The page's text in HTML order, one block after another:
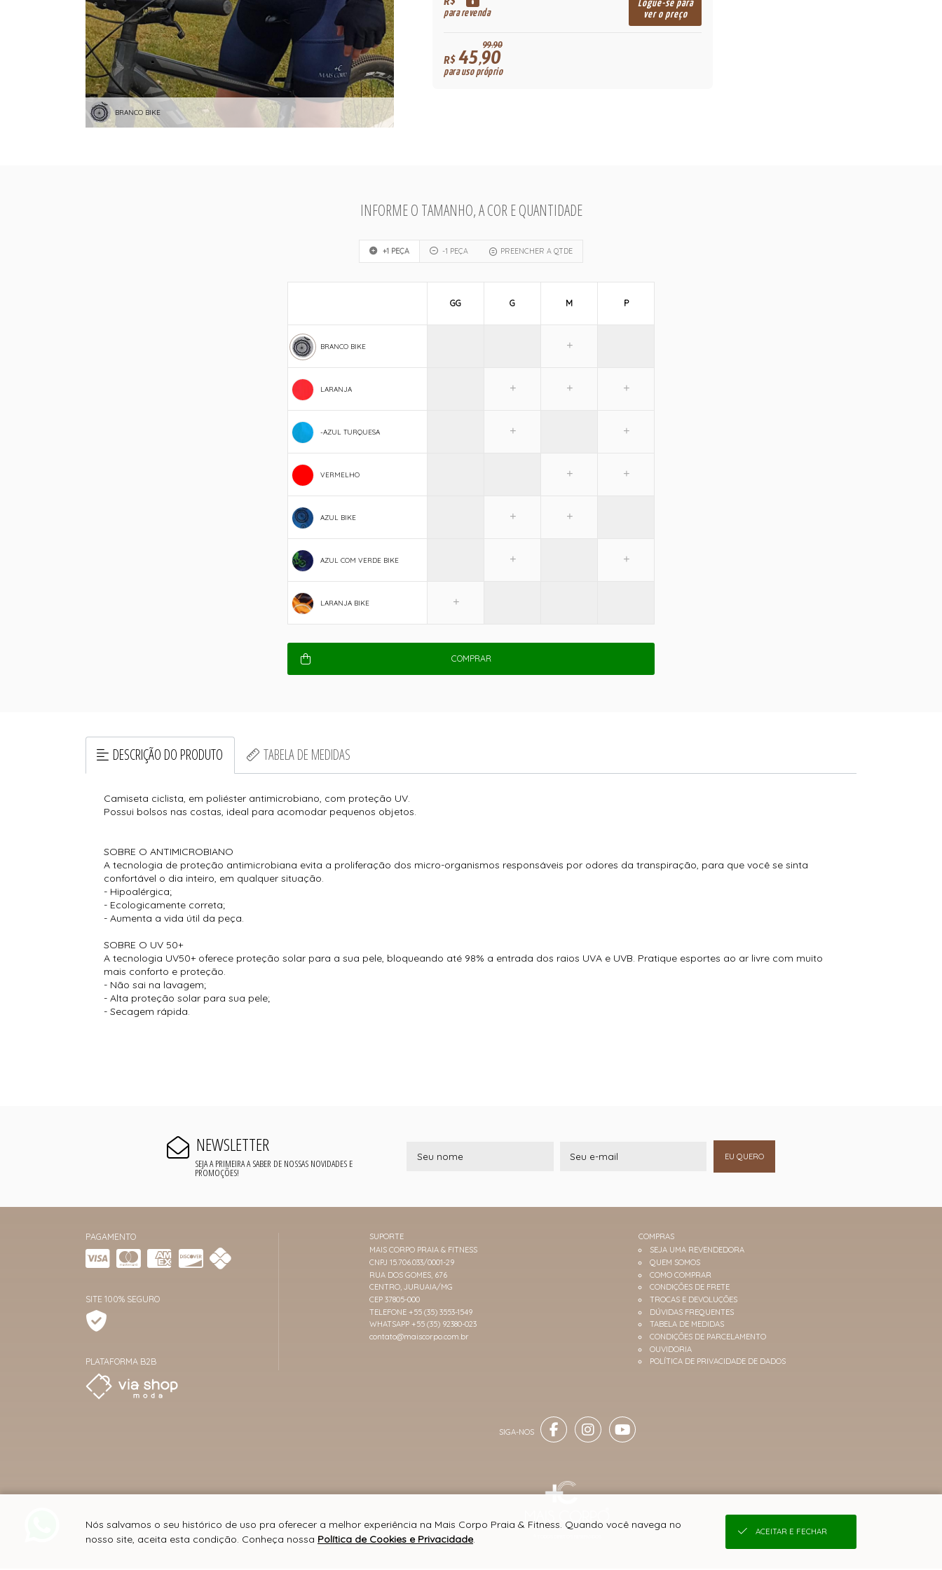
BRANCO BIKE
para revenda
Logue-se para
ver o preço
99,90
R$45,90
para uso próprio
INFORME O TAMANHO, A COR E QUANTIDADE
+1 PEÇA -1 PEÇA PREENCHER A QTDE
BRANCO BIKE
LARANJA
-AZUL TURQUESA
VERMELHO
AZUL BIKE
AZUL COM VERDE BIKE
LARANJA BIKE
GG G M P
COMPRAR
DESCRIÇÃO DO PRODUTO TABELA DE MEDIDAS
Camiseta ciclista, em poliéster antimicrobiano, com proteção UV.
Possui bolsos nas costas, ideal para acomodar pequenos objetos.
SOBRE O ANTIMICROBIANO
A tecnologia de proteção antimicrobiana evita a proliferação dos micro-organismos responsáveis por odores da transpiração, para que você se sinta
confortável o dia inteiro, em qualquer situação.
- Hipoalérgica;
- Ecologicamente correta;
- Aumenta a vida útil da peça.
SOBRE O UV 50+
A tecnologia UV50+ oferece proteção solar para a sua pele, bloqueando até 98% a entrada dos raios UVA e UVB. Pratique esportes ao ar livre com muito
mais conforto e proteção.
- Não sai na lavagem;
- Alta proteção solar para sua pele;
- Secagem rápida.
NEWSLETTER
SEJA A PRIMEIRA A SABER DE NOSSAS NOVIDADES E
PROMOÇÕES!
EU QUERO
PAGAMENTO
SITE 100% SEGURO
PLATAFORMA B2B
SUPORTE
MAIS CORPO PRAIA & FITNESS
CNPJ 15.706.033/0001-29
RUA DOS GOMES, 676
CENTRO, JURUAIA/MG
CEP 37805-000
TELEFONE +55 (35) 3553-1549
WHATSAPP +55 (35) 92380-023
contato@maiscorpo.com.br
COMPRAS
SEJA UMA REVENDEDORA
QUEM SOMOS
COMO COMPRAR
CONDIÇÕES DE FRETE
TROCAS E DEVOLUÇÕES
DÚVIDAS FREQUENTES
TABELA DE MEDIDAS
CONDIÇÕES DE PARCELAMENTO
OUVIDORIA
POLÍTICA DE PRIVACIDADE DE DADOS
Nós salvamos o seu histórico de uso pra oferecer a melhor experiência na Mais Corpo Praia & Fitness. Quando você navega no
nosso site, aceita esta condição. Conheça nossa Política de Cookies e Privacidade.
ACEITAR E FECHAR